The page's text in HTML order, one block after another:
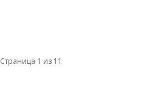
Страница 1 из 11